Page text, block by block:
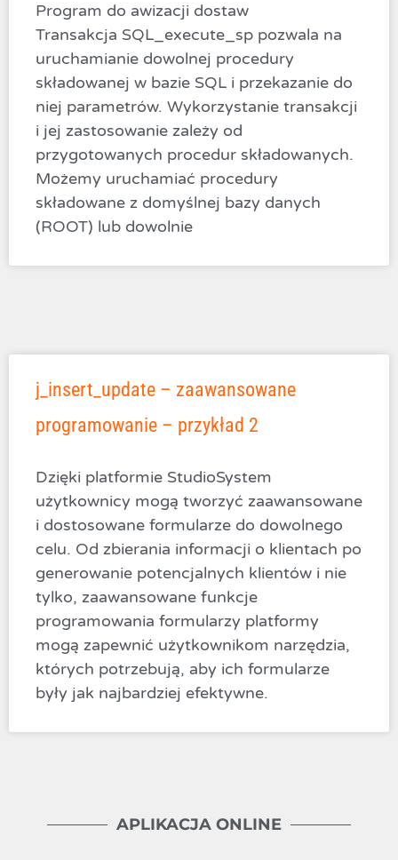
Program do awizacji dostaw
Transakcja SQL_execute_sp pozwala na
uruchamianie dowolnej procedury
składowanej w bazie SQL i przekazanie do
niej parametrów. Wykorzystanie transakcji
i jej zastosowanie zależy od
przygotowanych procedur składowanych.
Możemy uruchamiać procedury
składowane z domyślnej bazy danych
(ROOT) lub dowolnie
j_insert_update – zaawansowane
programowanie – przykład 2
Dzięki platformie StudioSystem
użytkownicy mogą tworzyć zaawansowane
i dostosowane formularze do dowolnego
celu. Od zbierania informacji o klientach po
generowanie potencjalnych klientów i nie
tylko, zaawansowane funkcje
programowania formularzy platformy
mogą zapewnić użytkownikom narzędzia,
których potrzebują, aby ich formularze
były jak najbardziej efektywne.
APLIKACJA ONLINE